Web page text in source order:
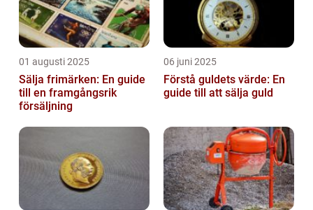
01 augusti 2025
Sälja frimärken: En guide
till en framgångsrik
försäljning
06 juni 2025
Förstå guldets värde: En
guide till att sälja guld